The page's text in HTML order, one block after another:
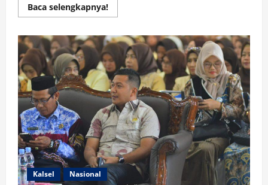
Baca selengkapnya!Read
more
UMKM
dengan
Sertifikasi
Halal,
Pertamina
Bantu
Perluas
Peluang
Pasar
Kalsel Nasional